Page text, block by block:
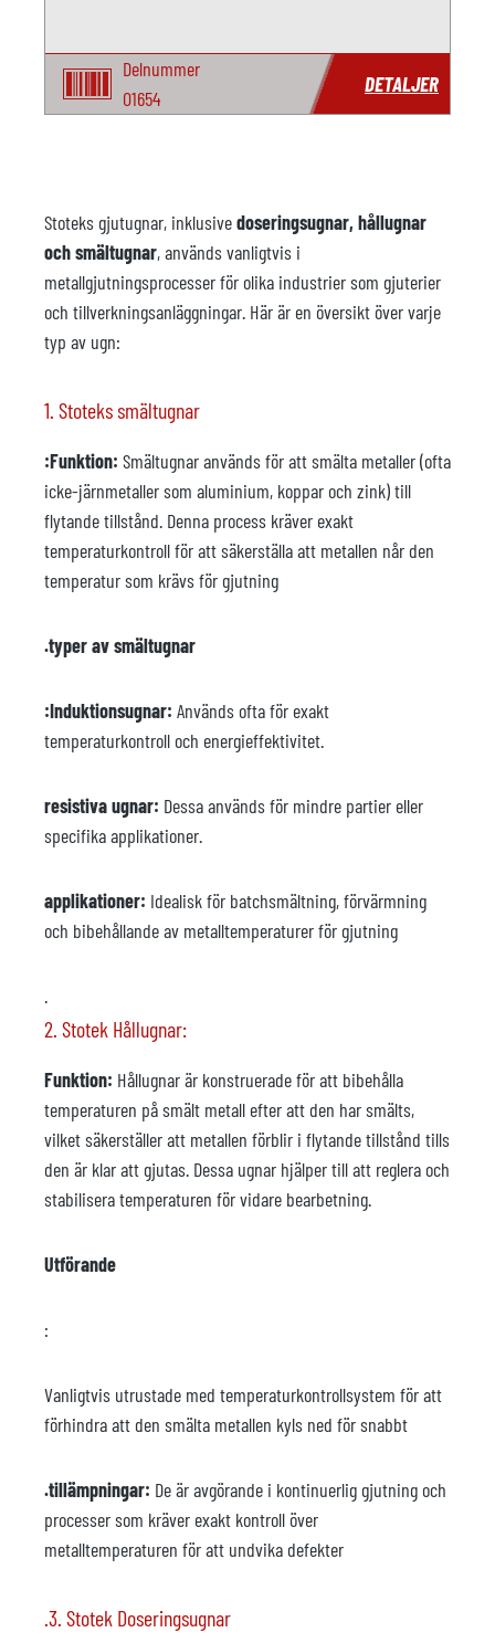
Delnummer
O1654
DETALJER
Stoteks gjutugnar, inklusivedoseringsugnar, hållugnar
och smältugnar, används vanligtvis i
metallgjutningsprocesser för olika industrier som gjuterier
och tillverkningsanläggningar. Här är en översikt över varje
typ av ugn:
1. Stoteks smältugnar
:Funktion: Smältugnar används för att smälta metaller (ofta
icke-järnmetaller som aluminium, koppar och zink) till
flytande tillstånd. Denna process kräver exakt
temperaturkontroll för att säkerställa att metallen når den
temperatur som krävs för gjutning
.typer av smältugnar
:Induktionsugnar: Används ofta för exakt
temperaturkontroll och energieffektivitet.
resistiva ugnar: Dessa används för mindre partier eller
specifika applikationer.
applikationer: Idealisk för batchsmältning, förvärmning
och bibehållande av metalltemperaturer för gjutning
.
2. Stotek Hållugnar:
Funktion: Hållugnar är konstruerade för att bibehålla
temperaturen på smält metall efter att den har smälts,
vilket säkerställer att metallen förblir i flytande tillstånd tills
den är klar att gjutas. Dessa ugnar hjälper till att reglera och
stabilisera temperaturen för vidare bearbetning.
Utförande
:
Vanligtvis utrustade med temperaturkontrollsystem för att
förhindra att den smälta metallen kyls ned för snabbt
.tillämpningar: De är avgörande i kontinuerlig gjutning och
processer som kräver exakt kontroll över
metalltemperaturen för att undvika defekter
.3. Stotek Doseringsugnar